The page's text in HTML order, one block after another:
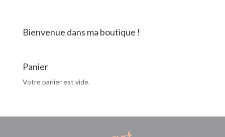
Bienvenue dans ma boutique !
Panier
Votre panier est vide.